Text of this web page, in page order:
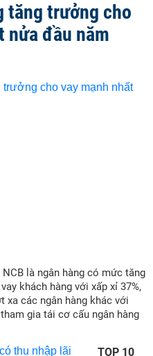
tăng trưởng cho
nửa đầu năm
là ngân hàng có mức tăng
khách hàng với xấp xỉ 37%,
xa các ngân hàng khác với
gia tái cơ cấu ngân hàng
TOP 10